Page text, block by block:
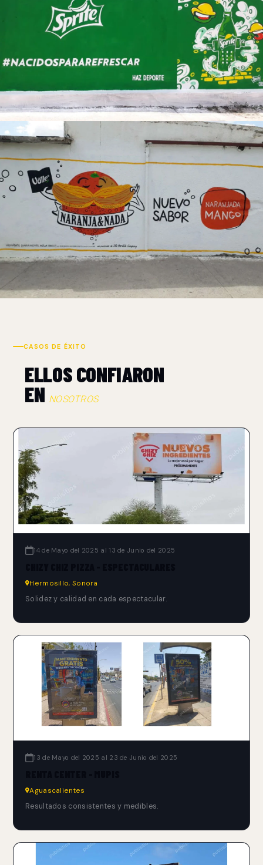
CASOS DE ÉXITO
ELLOS CONFIARON
EN NOSOTROS
14 de Mayo del 2025 al 13 de Junio del 2025
Hermosillo, Sonora
Solidez y calidad en cada espectacular.
13 de Mayo del 2025 al 23 de Junio del 2025
Aguascalientes
Resultados consistentes y medibles.